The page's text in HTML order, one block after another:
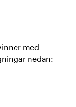
med
nedan: